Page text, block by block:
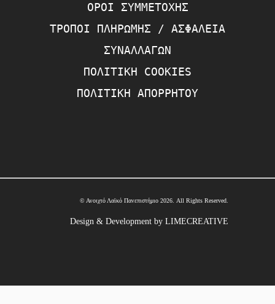
ΌΡΟΙ ΣΥΜΜΕΤΟΧΉΣ
ΤΡΌΠΟΙ ΠΛΗΡΩΜΉΣ / ΑΣΦΆΛΕΙΑ
ΣΥΝΑΛΛΑΓΏΝ
ΠΟΛΙΤΙΚΉ COOKIES
ΠΟΛΙΤΙΚΉ ΑΠΟΡΡΉΤΟΥ
© Ανοιχτό Λαϊκό Πανεπιστήμιο 2026. All Rights Reserved.
Design & Development by LIMECREATIVE